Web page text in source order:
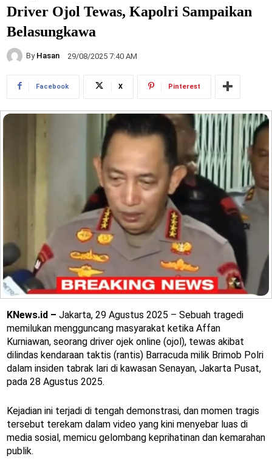
Driver Ojol Tewas, Kapolri Sampaikan
Belasungkawa
By Hasan 29/08/2025 7:40 AM
Facebook X Pinterest
KNews.id – Jakarta, 29 Agustus 2025 – Sebuah tragedi
memilukan mengguncang masyarakat ketika Affan
Kurniawan, seorang driver ojek online (ojol), tewas akibat
dilindas kendaraan taktis (rantis) Barracuda milik Brimob Polri
dalam insiden tabrak lari di kawasan Senayan, Jakarta Pusat,
pada 28 Agustus 2025.
Kejadian ini terjadi di tengah demonstrasi, dan momen tragis
tersebut terekam dalam video yang kini menyebar luas di
media sosial, memicu gelombang keprihatinan dan kemarahan
publik.